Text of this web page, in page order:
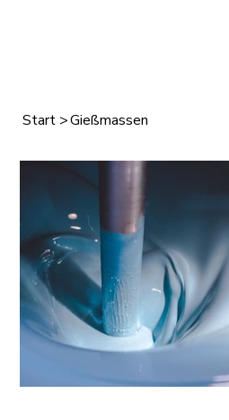
Start >Gießmassen